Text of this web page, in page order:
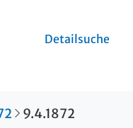
Detailsuche
9.4.1872